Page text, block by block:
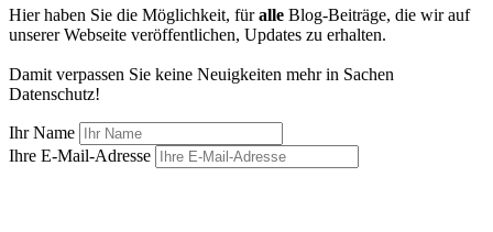
Hier haben Sie die Möglichkeit, füralle Blog-Beiträge, die wir auf
unserer Webseite veröffentlichen, Updates zu erhalten.
Damit verpassen Sie keine Neuigkeiten mehr in Sachen
Datenschutz!
Ihr Name
Ihre E-Mail-Adresse